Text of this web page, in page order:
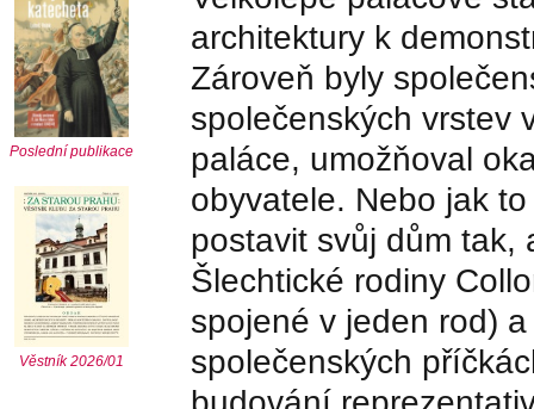
Poslední publikace
Věstník 2026/01
architektury k
Zároveň byly
společenských vrstev
paláce, umožňoval
obyvatele. Nebo jak
postavit svůj dům tak,
Šlechtické rodiny
spojené v jeden rod)
společenských